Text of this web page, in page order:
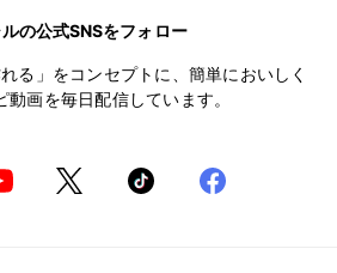
の公式SNSをフォロー
る」をコンセプトに、簡単においしく
動画を毎日配信しています。